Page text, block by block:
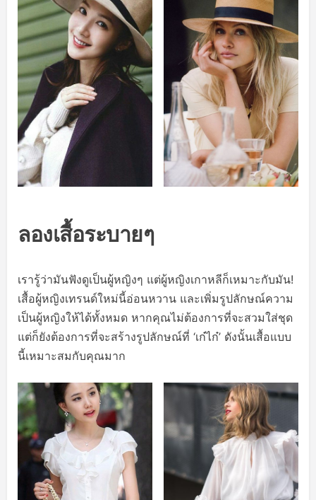
ลองเสื้อระบายๆ
เรารู้ว่ามันฟังดูเป็นผู้หญิงๆ แต่ผู้หญิงเกาหลีก็เหมาะกับมัน!
เสื้อผู้หญิงเทรนด์ใหม่นี้อ่อนหวาน และเพิ่มรูปลักษณ์ความ
เป็นผู้หญิงให้ได้ทั้งหมด หากคุณไม่ต้องการที่จะสวมใส่ชุด
แต่ก็ยังต้องการที่จะสร้างรูปลักษณ์ที่ ‘เก๋ไก๋’ ดังนั้นเสื้อแบบ
นี้เหมาะสมกับคุณมาก